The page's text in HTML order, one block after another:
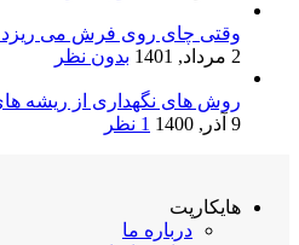
وقتی چای روی فرش می
2 مرداد, 1401
بدون نظر
روش های نگهداری از ریشه
9 آذر, 1400
1 نظر
هایکارپت
درباره ما